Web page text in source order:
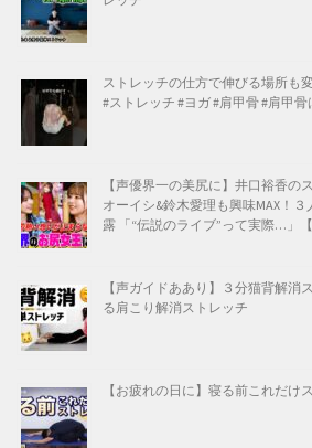
ストレッチの仕方で伸びる場所も
#ストレッチ #ヨガ #肩甲骨 #肩甲骨
【声優界一の美尻に】井口裕香の
オーイシ&鈴木愛理も興味MAX！
露 「“伝説のライブ”って実際…」
【声ガイドああり】３分猫背解消
る肩こり解消ストレッチ
【お疲れの日に】寝る前これだけ